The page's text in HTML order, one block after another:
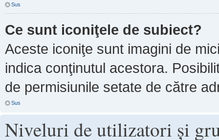
Sus
Ce sunt iconiţele de subiect?
Aceste iconiţe sunt imagini de
indica conţinutul acestora.
de permisiunile setate de către
Sus
Niveluri de utilizatori şi